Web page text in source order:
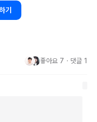
내가 원래 했던 일처럼 재미
터가 되고 싶은지 아직은 잘
기
좋아요 7 ・ 댓글 1